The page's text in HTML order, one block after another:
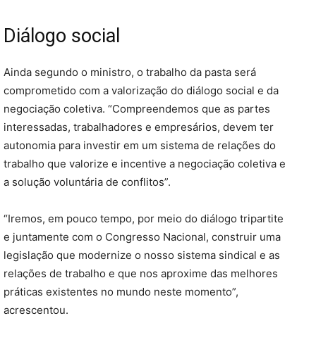
Diálogo social
Ainda segundo o ministro, o trabalho da pasta será
comprometido com a valorização do diálogo social e da
negociação coletiva. “Compreendemos que as partes
interessadas, trabalhadores e empresários, devem ter
autonomia para investir em um sistema de relações do
trabalho que valorize e incentive a negociação coletiva e
a solução voluntária de conflitos”.
“Iremos, em pouco tempo, por meio do diálogo tripartite
e juntamente com o Congresso Nacional, construir uma
legislação que modernize o nosso sistema sindical e as
relações de trabalho e que nos aproxime das melhores
práticas existentes no mundo neste momento”,
acrescentou.